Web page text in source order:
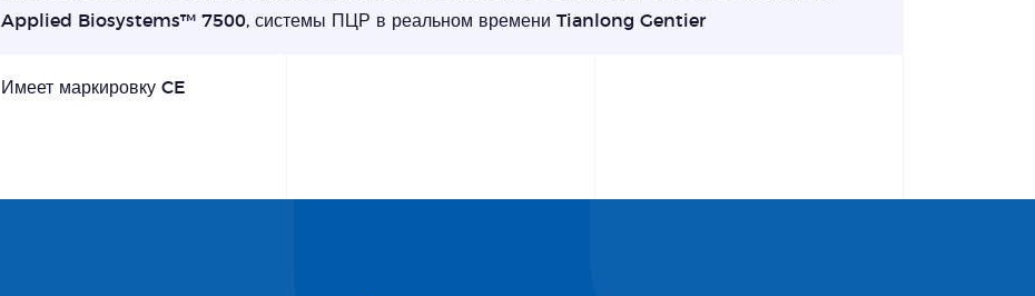
Applied Biosystems™ 7500, системы ПЦР в реальном времени Tianlong Gentier
Имеет маркировку CE